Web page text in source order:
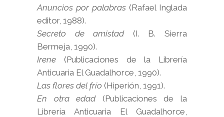
Anuncios por palabras (Rafael Inglada
editor, 1988).
Secreto de amistad(I. B. Sierra
Bermeja, 1990).
Irene (Publicaciones de la Librería
Anticuaria El Guadalhorce, 1990).
Las flores del frío (Hiperión, 1991).
En otra edad(Publicaciones de la
Librería Anticuaria El Guadalhorce,